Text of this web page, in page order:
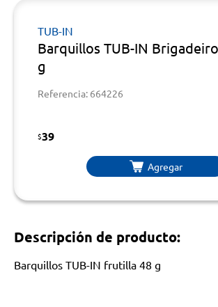
TUB-IN
Barquillos TUB-IN
g
Referencia: 664226
$39
Agregar
Descripción de producto:
Barquillos TUB-IN frutilla 48 g